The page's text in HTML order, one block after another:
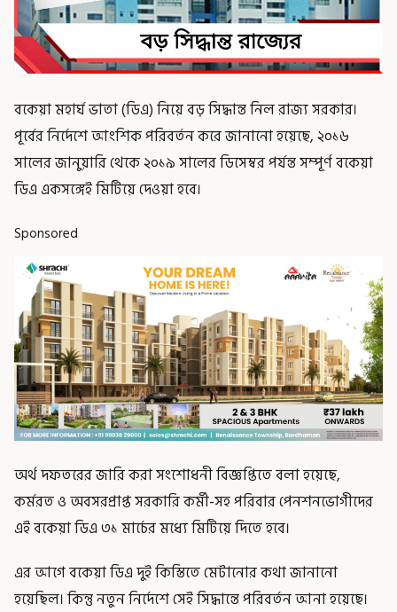
বকেয়া মহার্ঘ ভাতা (ডিএ) নিয়ে বড় সিদ্ধান্ত নিল রাজ্য সরকার।
পূর্বের নির্দেশে আংশিক পরিবর্তন করে জানানো হয়েছে, ২০১৬
সালের জানুয়ারি থেকে ২০১৯ সালের ডিসেম্বর পর্যন্ত সম্পূর্ণ বকেয়া
ডিএ একসঙ্গেই মিটিয়ে দেওয়া হবে।
Sponsored
অর্থ দফতরের জারি করা সংশোধনী বিজ্ঞপ্তিতে বলা হয়েছে,
কর্মরত ও অবসরপ্রাপ্ত সরকারি কর্মী-সহ পরিবার পেনশনভোগীদের
এই বকেয়া ডিএ ৩১ মার্চের মধ্যে মিটিয়ে দিতে হবে।
এর আগে বকেয়া ডিএ দুই কিস্তিতে মেটানোর কথা জানানো
হয়েছিল। কিন্তু নতুন নির্দেশে সেই সিদ্ধান্তে পরিবর্তন আনা হয়েছে।